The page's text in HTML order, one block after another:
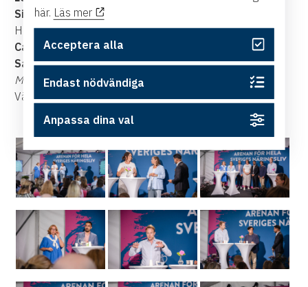
Siros Jahanfar , Program Manager Sweden Growth,
Hitachi
Camilla Sundqvist, HR-chef, SkiStar
Sandra Johansson, HR-chef, SCA Skog
Moderator: Amad Raja, Kompetensförsörjningschef,
Västsvenska Handelskammaren
här. Läs mer
Acceptera alla
Endast nödvändiga
Anpassa dina val